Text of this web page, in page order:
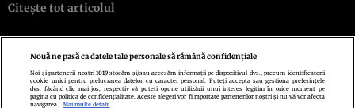
Citește tot articolul
Politica de confidenţialitatePolitica de cookiesTermeni şi condiţii
Echipa redacționalăContactSetări Cookies
Nouă ne pasă ca datele tale personale să rămână confidențiale
Noi și partenerii noștri1019 stocăm și/sau accesăm informații pe dispozitivul dvs., precum identificatorii
cookie unici pentru prelucrarea datelor cu caracter personal. Puteți accepta sau gestiona preferințele
dvs. făcând clic mai jos, respectiv vă puteți opune utilizării unui interes legitim în orice moment pe
pagina cu politica de confidențialitate. Aceste alegeri vor fi raportate partenerilor noștri și nu vă vor afecta
navigarea.
Mai multe detalii